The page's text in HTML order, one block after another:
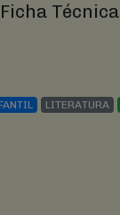
Ficha Técnica
LITERATURA